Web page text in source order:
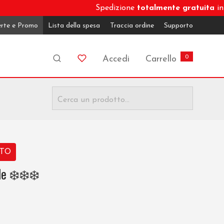
Spedizionetotalmente gratuitain
e Promo Lista della spesa Traccia ordine Supporto
Accedi Carrello 0
❄️❄️❄️